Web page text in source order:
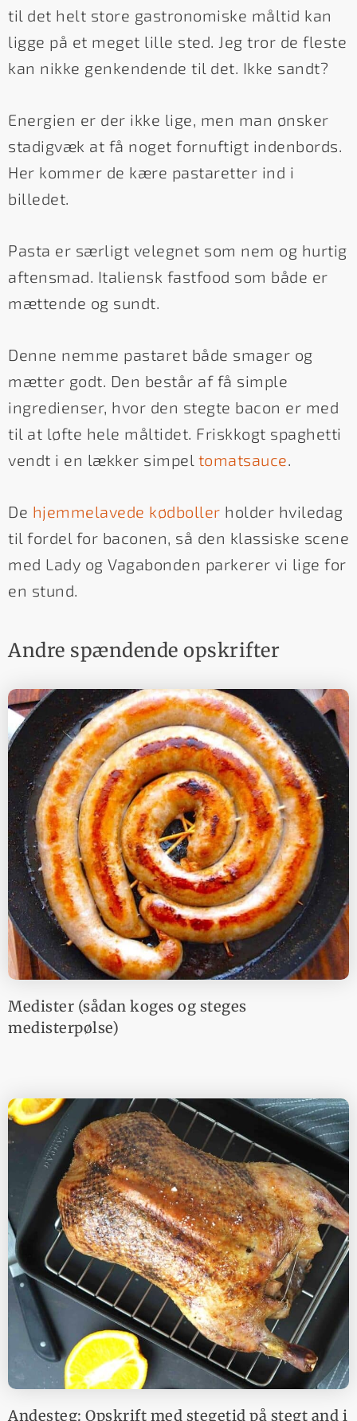
til det helt store gastronomiske måltid kan
ligge på et meget lille sted. Jeg tror de fleste
kan nikke genkendende til det. Ikke sandt?
Energien er der ikke lige, men man ønsker
stadigvæk at få noget fornuftigt indenbords.
Her kommer de kære pastaretter ind i
billedet.
Pasta er særligt velegnet som nem og hurtig
aftensmad. Italiensk fastfood som både er
mættende og sundt.
Denne nemme pastaret både smager og
mætter godt. Den består af få simple
ingredienser, hvor den stegte bacon er med
til at løfte hele måltidet. Friskkogt spaghetti
vendt i en lækker simpel tomatsauce.
De hjemmelavede kødboller holder hviledag
til fordel for baconen, så den klassiske scene
med Lady og Vagabonden parkerer vi lige for
en stund.
Andre spændende opskrifter
Medister (sådan koges og steges
medisterpølse)
Andesteg: Opskrift med stegetid på stegt and i